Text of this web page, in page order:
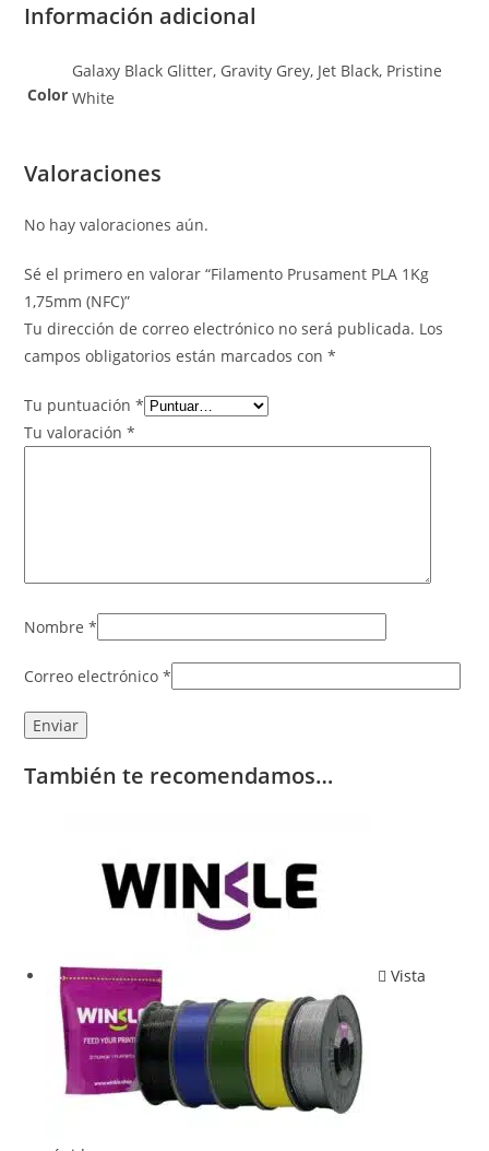
Información adicional
Color
Galaxy Black Glitter, Gravity Grey, Jet Black, Pristine
White
Valoraciones
No hay valoraciones aún.
Sé el primero en valorar “Filamento Prusament PLA 1Kg
1,75mm (NFC)”
Tu dirección de correo electrónico no será publicada. Los
campos obligatorios están marcados con*
Tu puntuación*
Tu valoración*
Nombre*
Correo electrónico*
También te recomendamos…
Vista